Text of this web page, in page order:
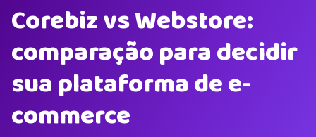
Corebiz vs Webstore:
comparação para decidir
sua plataforma de e-
commerce